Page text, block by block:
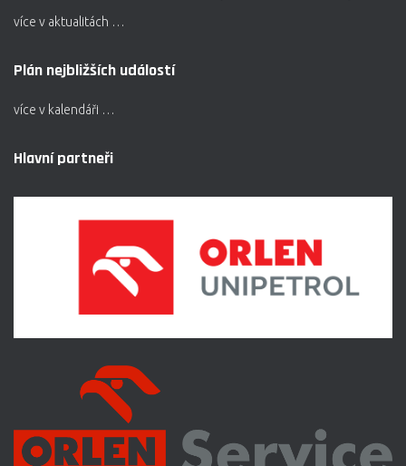
více v aktualitách …
Plán nejbližších událostí
více v kalendáři …
Hlavní partneři